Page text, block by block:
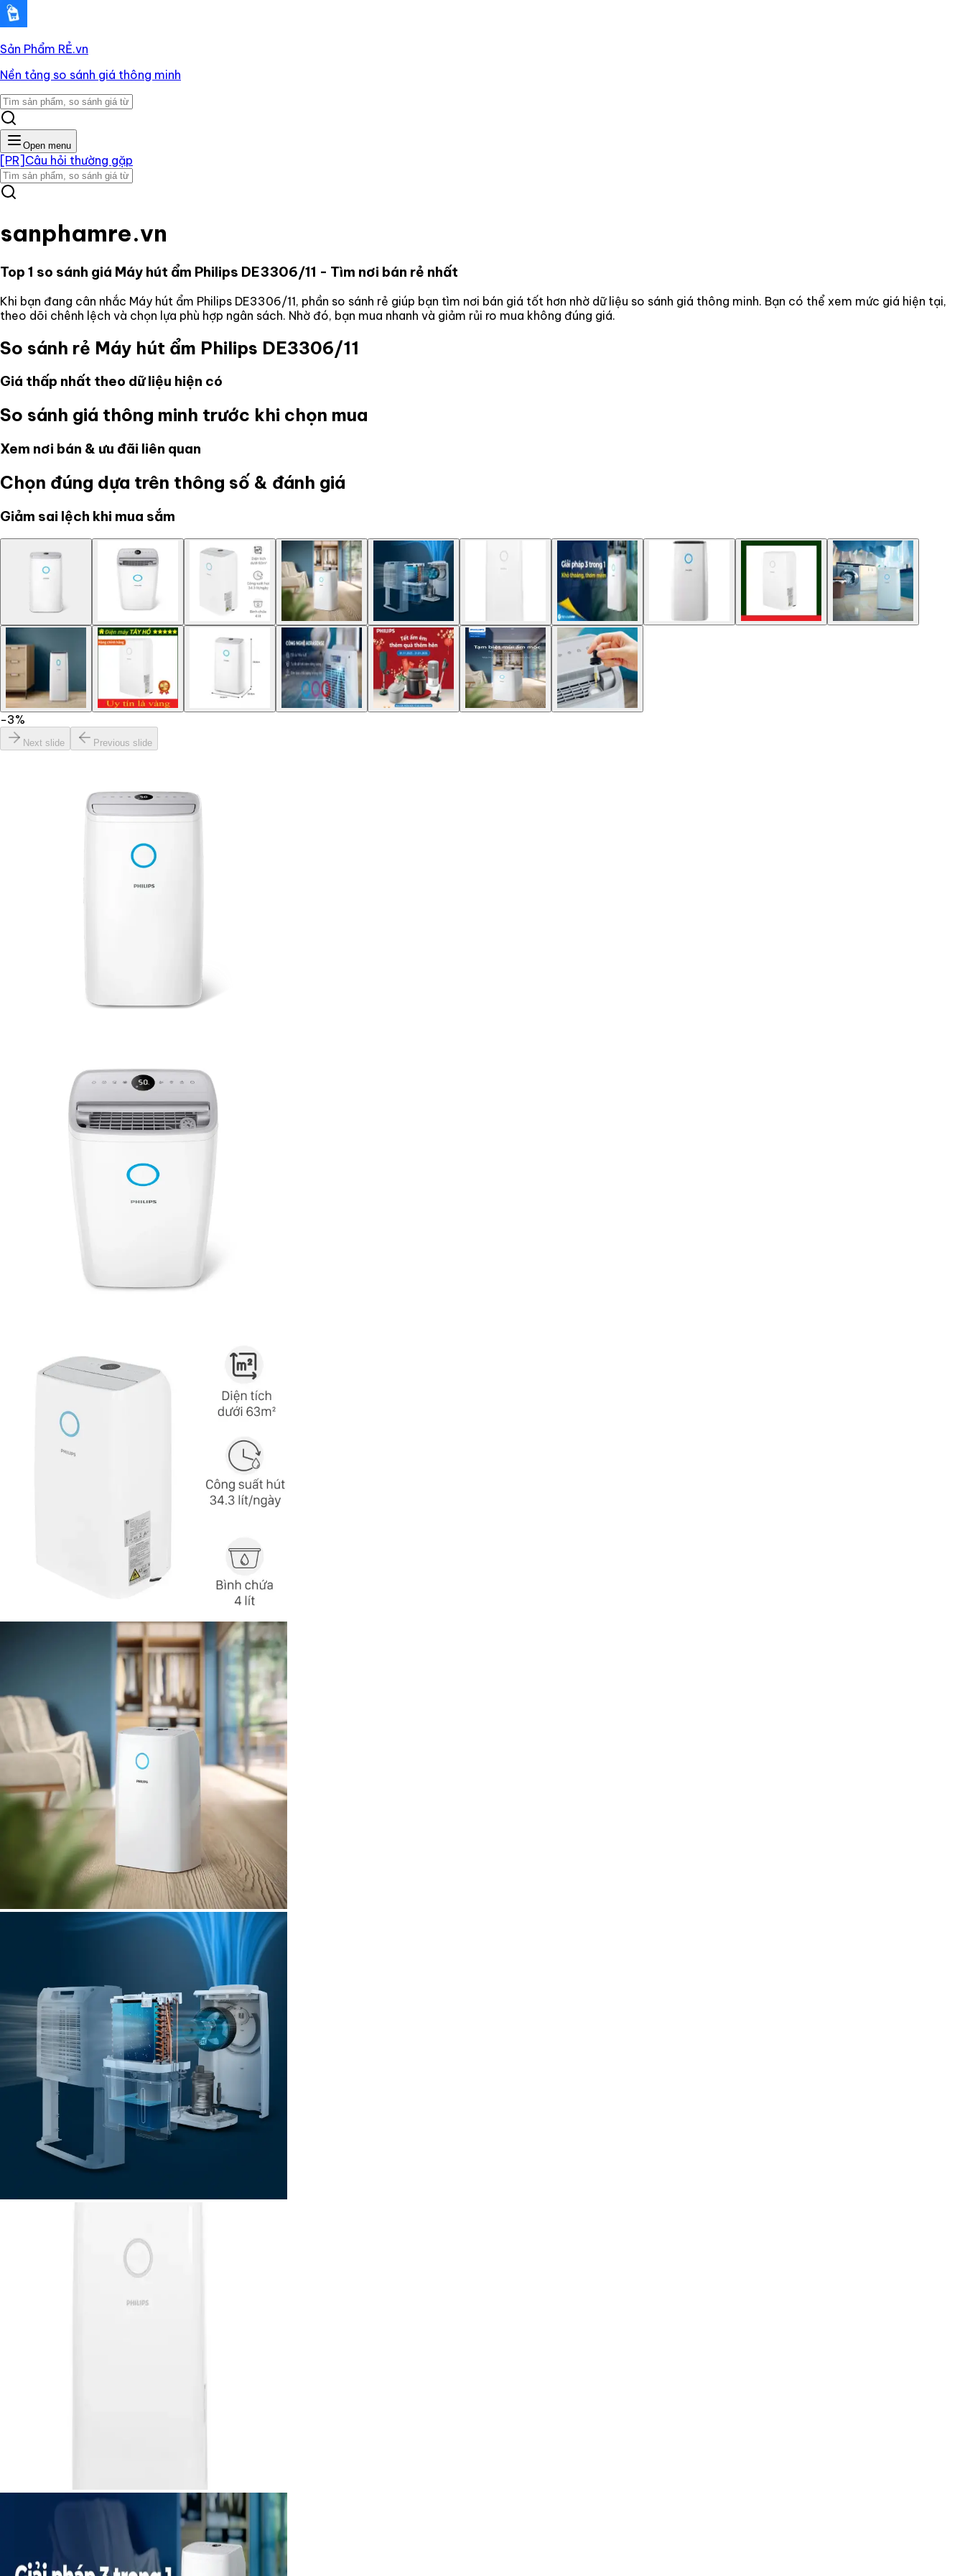
Sản Phẩm RẺ.vn
Nền tảng so sánh giá thông minh
Open menu
[PR] Câu hỏi thường gặp
sanphamre.vn
Top 1 so sánh giá Máy hút ẩm Philips DE3306/11 - Tìm nơi bán rẻ nhất
Khi bạn đang cân nhắc Máy hút ẩm Philips DE3306/11, phần so sánh rẻ giúp bạn tìm nơi bán giá tốt hơn nhờ dữ liệu so sánh giá thông minh. Bạn có thể xem mức giá hiện tại,
theo dõi chênh lệch và chọn lựa phù hợp ngân sách. Nhờ đó, bạn mua nhanh và giảm rủi ro mua không đúng giá.
So sánh rẻ Máy hút ẩm Philips DE3306/11
Giá thấp nhất theo dữ liệu hiện có
So sánh giá thông minh trước khi chọn mua
Xem nơi bán & ưu đãi liên quan
Chọn đúng dựa trên thông số & đánh giá
Giảm sai lệch khi mua sắm
−3%
Next slide Previous slide